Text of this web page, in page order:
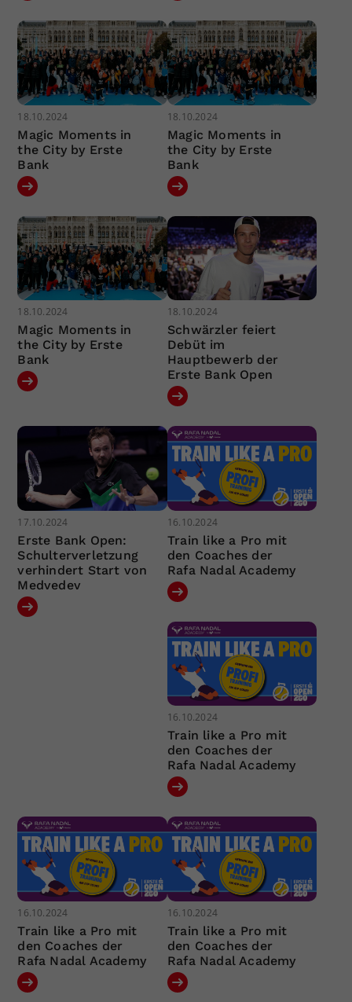
18.10.2024
Magic Moments in
the City by Erste
Bank
18.10.2024
Magic Moments in
the City by Erste
Bank
18.10.2024
Magic Moments in
the City by Erste
Bank
18.10.2024
Schwärzler feiert
Debüt im
Hauptbewerb der
Erste Bank Open
17.10.2024
Erste Bank Open:
Schulterverletzung
verhindert Start von
Medvedev
16.10.2024
Train like a Pro mit
den Coaches der
Rafa Nadal Academy
16.10.2024
Train like a Pro mit
den Coaches der
Rafa Nadal Academy
16.10.2024
Train like a Pro mit
den Coaches der
Rafa Nadal Academy
16.10.2024
Train like a Pro mit
den Coaches der
Rafa Nadal Academy